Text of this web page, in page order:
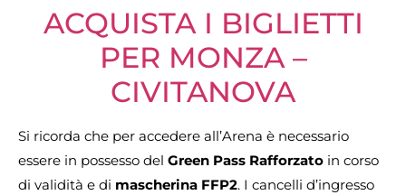
ACQUISTA I BIGLIETTI
PER MONZA –
CIVITANOVA
Si ricorda che per accedere all’Arena è necessario
essere in possesso del Green Pass Rafforzato in corso
di validità e di mascherina FFP2. I cancelli d’ingresso